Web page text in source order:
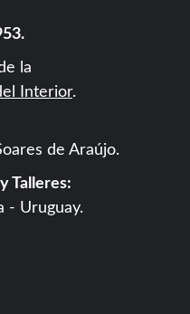
la
Interior.
de Araújo.
Talleres:
- Uruguay.